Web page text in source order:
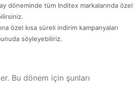
döneminde tüm Inditex markalarında özel
özel kısa süreli indirim kampanyaları
söyleyebiliriz.
Bu dönem için şunları